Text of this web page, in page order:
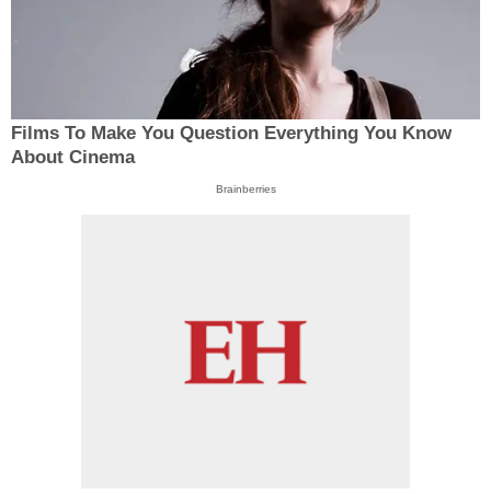
Films To Make You Question Everything You Know
About Cinema
Brainberries